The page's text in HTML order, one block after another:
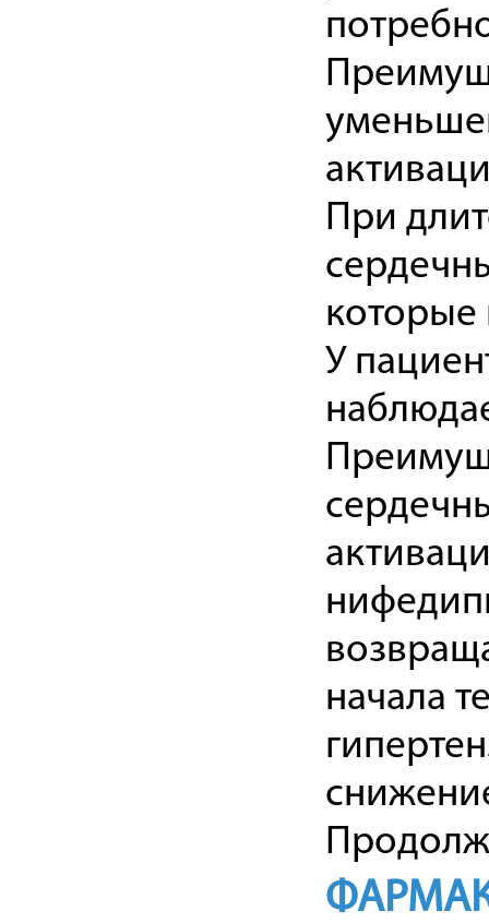
При
которые
У
начала